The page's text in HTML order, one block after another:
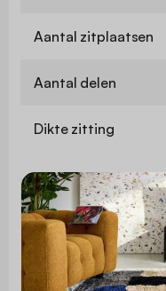
Aantal zitplaatsen
Aantal delen
Dikte zitting
Zithoogte
Diepte zitvlak